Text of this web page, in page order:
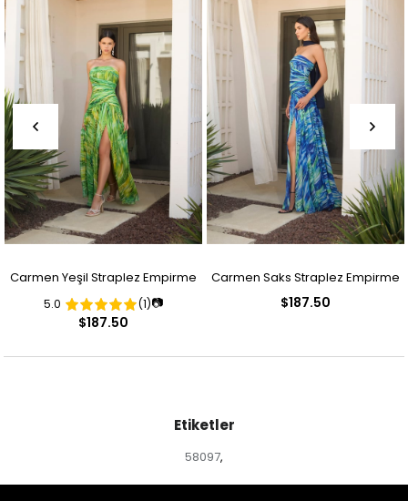
Carmen Yeşil Straplez Empirme
Desenli Abiye Elbise
5.0 (1)📷
$187.50
Carmen Saks Straplez Empirme
$187.50
Etiketler
58097,